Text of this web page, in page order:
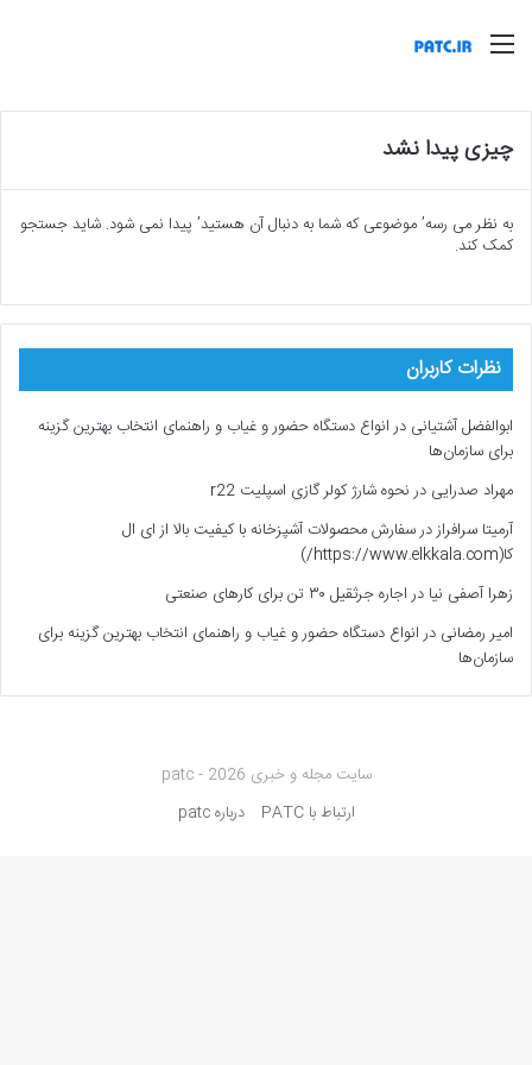
منو
چیزی پیدا نشد
به نظر می رسه’ موضوعی که شما به دنبال آن هستید’ پیدا نمی شود. شاید جستجو
کمک کند.
نظرات کاربران
ابوالفضل آشتیانی درانواع دستگاه حضور و غیاب و راهنمای انتخاب بهترین گزینه
برای سازمان‌ها
مهراد صدرایی درنحوه شارژ کولر گازی اسپلیت r22
آرمیتا سرافرازدرسفارش محصولات آشپزخانه با کیفیت بالا از ای ال
کا(https://www.elkkala.com/)
زهرا آصفی نیا دراجاره جرثقیل ۳۰ تن برای کارهای صنعتی
امیر رمضانی درانواع دستگاه حضور و غیاب و راهنمای انتخاب بهترین گزینه برای
سازمان‌ها
سایت مجله و خبری patc - 2026
ارتباط با PATC
درباره patc